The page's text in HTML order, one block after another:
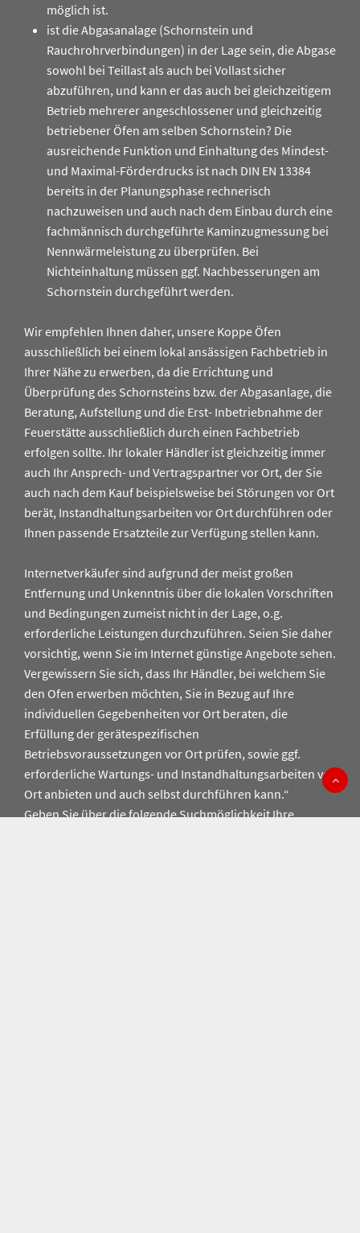
möglich ist.
ist die Abgasanalage (Schornstein und
Rauchrohrverbindungen) in der Lage sein, die Abgase
sowohl bei Teillast als auch bei Vollast sicher
abzuführen, und kann er das auch bei gleichzeitigem
Betrieb mehrerer angeschlossener und gleichzeitig
betriebener Öfen am selben Schornstein? Die
ausreichende Funktion und Einhaltung des Mindest-
und Maximal-Förderdrucks ist nach DIN EN 13384
bereits in der Planungsphase rechnerisch
nachzuweisen und auch nach dem Einbau durch eine
fachmännisch durchgeführte Kaminzugmessung bei
Nennwärmeleistung zu überprüfen. Bei
Nichteinhaltung müssen ggf. Nachbesserungen am
Schornstein durchgeführt werden.
Wir empfehlen Ihnen daher, unsere Koppe Öfen
ausschließlich bei einem lokal ansässigen Fachbetrieb in
Ihrer Nähe zu erwerben, da die Errichtung und
Überprüfung des Schornsteins bzw. der Abgasanlage, die
Beratung, Aufstellung und die Erst- Inbetriebnahme der
Feuerstätte ausschließlich durch einen Fachbetrieb
erfolgen sollte. Ihr lokaler Händler ist gleichzeitig immer
auch Ihr Ansprech- und Vertragspartner vor Ort, der Sie
auch nach dem Kauf beispielsweise bei Störungen vor Ort
berät, Instandhaltungsarbeiten vor Ort durchführen oder
Ihnen passende Ersatzteile zur Verfügung stellen kann.
Internetverkäufer sind aufgrund der meist großen
Entfernung und Unkenntnis über die lokalen Vorschriften
und Bedingungen zumeist nicht in der Lage, o.g.
erforderliche Leistungen durchzuführen. Seien Sie daher
vorsichtig, wenn Sie im Internet günstige Angebote sehen.
Vergewissern Sie sich, dass Ihr Händler, bei welchem Sie
den Ofen erwerben möchten, Sie in Bezug auf Ihre
individuellen Gegebenheiten vor Ort beraten, die
Erfüllung der gerätespezifischen
Betriebsvoraussetzungen vor Ort prüfen, sowie ggf.
erforderliche Wartungs- und Instandhaltungsarbeiten vor
Ort anbieten und auch selbst durchführen kann.“
Geben Sie über die folgende Suchmöglichkeit Ihre